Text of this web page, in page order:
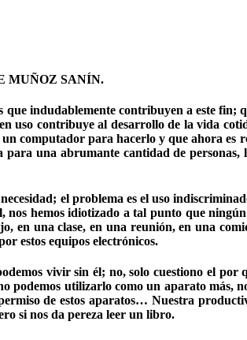
MUÑOZ SANÍN.
indudablemente contribuyen a este fin;
uso contribuye al desarrollo de la vida
computador para hacerlo y que ahora es
una abrumante cantidad de personas,
el problema es el uso
hemos idiotizado a tal punto que
en una clase, en una reunión, en una
estos equipos electrónicos.
vivir sin él; no, solo cuestiono el por
utilizarlo como un aparato más,
de estos aparatos… Nuestra
si nos da pereza leer un libro.